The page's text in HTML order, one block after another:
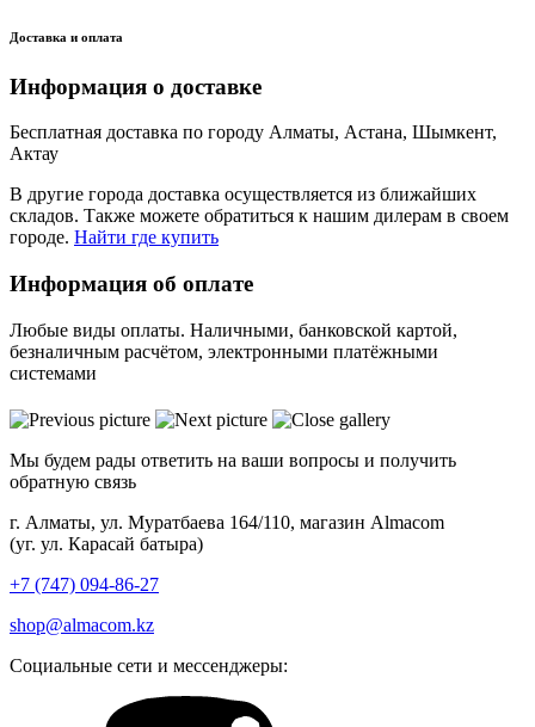
Доставка и оплата
Информация о доставке
Бесплатная доставка по городу Алматы, Астана, Шымкент,
Актау
В другие города доставка осуществляется из ближайших
складов. Также можете обратиться к нашим дилерам в своем
городе. Найти где купить
Информация об оплате
Любые виды оплаты. Наличными, банковской картой,
безналичным расчётом, электронными платёжными
системами
Мы будем рады ответить на ваши вопросы и получить
обратную связь
г. Алматы, ул. Муратбаева 164/110, магазин Almacom
(уг. ул. Карасай батыра)
+7 (747) 094-86-27
shop@almacom.kz
Социальные сети и мессенджеры: